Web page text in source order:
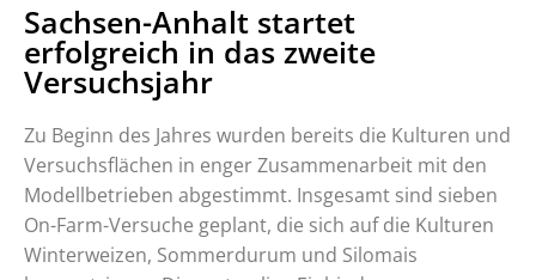
Sachsen-Anhalt startet
erfolgreich in das zweite
Versuchsjahr
Zu Beginn des Jahres wurden bereits die Kulturen und
Versuchsflächen in enger Zusammenarbeit mit den
Modellbetrieben abgestimmt. Insgesamt sind sieben
On-Farm-Versuche geplant, die sich auf die Kulturen
Winterweizen, Sommerdurum und Silomais